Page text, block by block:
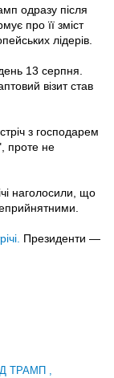
одразу після
про її зміст
лідерів.
13 серпня.
візит став
з господарем
проте не
наголосили, що
Президенти —
ТРАМП